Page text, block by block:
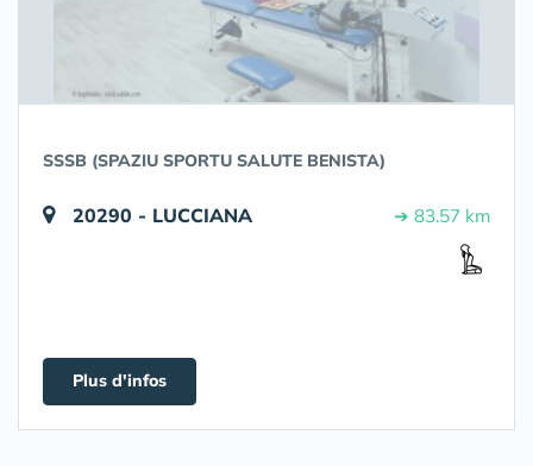
SSSB (SPAZIU SPORTU SALUTE BENISTA)
20290 - LUCCIANA ➔ 83.57 km
Plus d'infos